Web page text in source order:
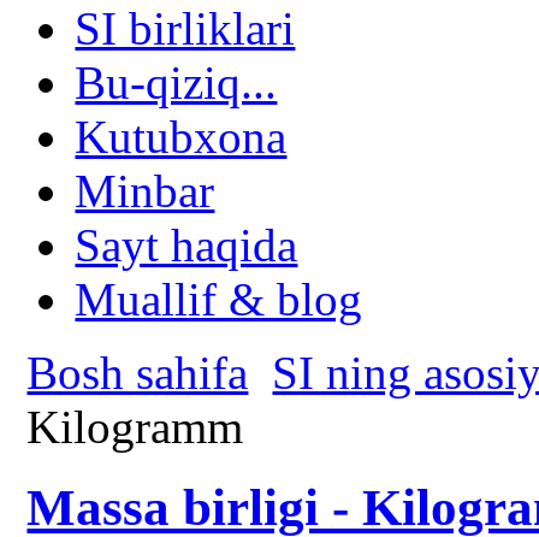
SI birliklari
Bu-qiziq...
Kutubxona
Minbar
Sayt haqida
Muallif & blog
Bosh sahifa SI ning
Kilogramm
Massa birligi -